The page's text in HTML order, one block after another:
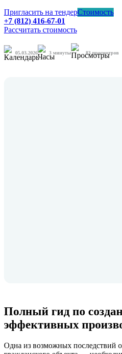
Пригласить на тендерСтоимость
+7 (812) 416-67-01
Рассчитать стоимость
05.03.2026 3 минуты 83 просмотров
Полный гид по
эффективных
Одна из возможных последствий